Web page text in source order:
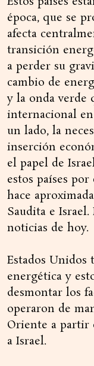
época, que se
afecta
transición
a perder su
cambio de
y la onda verde
internacional
un lado, la
inserción
el papel de
estos países
hace
Saudita e
noticias de hoy.
Estados Unidos
energética y
desmontar los
operaron de
Oriente a partir
a Israel.